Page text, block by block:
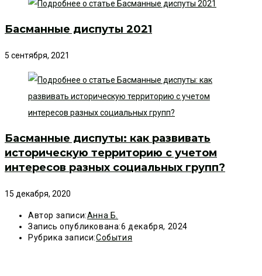
Басманные диспуты 2021
5 сентября, 2021
Басманные диспуты: как развивать
историческую территорию с учетом
интересов разных социальных групп?
15 декабря, 2020
Автор записи:Анна Б.
Запись опубликована:6 декабря, 2024
Рубрика записи:События